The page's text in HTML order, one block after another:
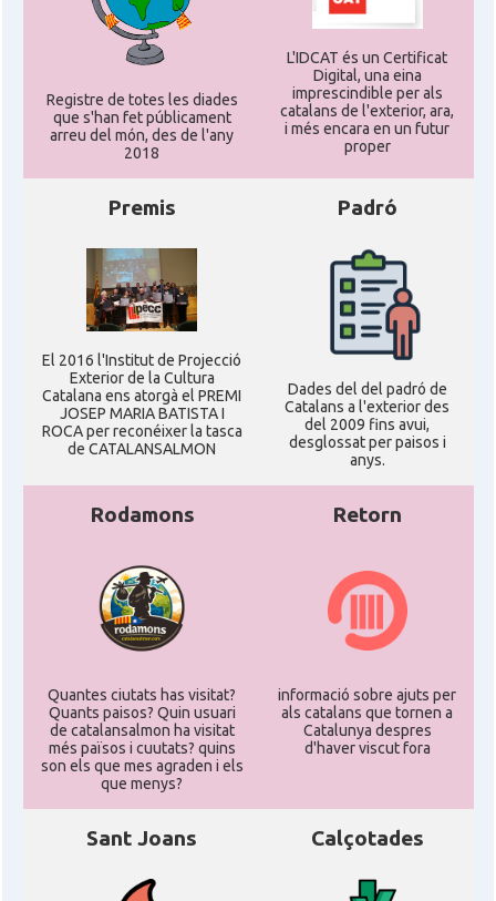
Registre de totes les diades
que s'han fet públicament
arreu del món, des de l'any
2018
L'IDCAT és un Certificat
Digital, una eina
imprescindible per als
catalans de l'exterior, ara,
i més encara en un futur
proper
Premis
El 2016 l'Institut de Projecció
Exterior de la Cultura
Catalana ens atorgà el PREMI
JOSEP MARIA BATISTA I
ROCA per reconéixer la tasca
de CATALANSALMON
Padró
Dades del del padró de
Catalans a l'exterior des
del 2009 fins avui,
desglossat per paisos i
anys.
Rodamons
Quantes ciutats has visitat?
Quants paisos? Quin usuari
de catalansalmon ha visitat
més països i cuutats? quins
son els que mes agraden i els
que menys?
Retorn
informació sobre ajuts per
als catalans que tornen a
Catalunya despres
d'haver viscut fora
Sant Joans Calçotades